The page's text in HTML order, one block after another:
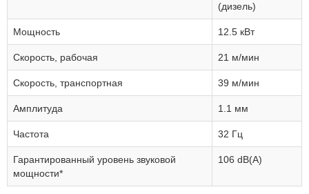
(дизель)
Мощность 12.5 кВт
Скорость, рабочая 21 м/мин
Скорость, транспортная 39 м/мин
Амплитуда 1.1 мм
Частота 32 Гц
Гарантированный уровень звуковой
мощности*
106 dB(A)